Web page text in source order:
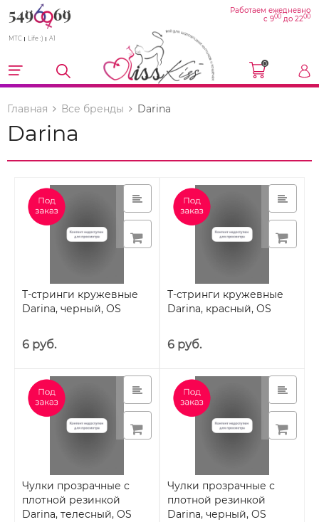
МТС Life :) A1
Работаем ежедневно
с 900 до 2200
0
Главная Все бренды Darina
Darina
Т-стринги кружевные
Darina, черный, OS
6 руб.
Т-стринги кружевные
Darina, красный, OS
6 руб.
Чулки прозрачные с
плотной резинкой
Darina, телесный, OS
Чулки прозрачные с
плотной резинкой
Darina, черный, OS